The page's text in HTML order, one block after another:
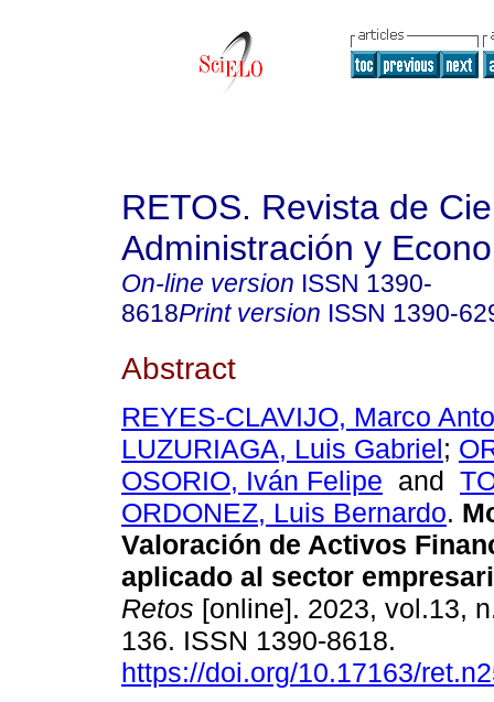
RETOS. Revista de
Administración y
On-line version ISSN 1390-
8618Print version ISSN 1390-
Abstract
REYES-CLAVIJO, Marco
LUZURIAGA, Luis Gabriel;
OSORIO, Iván Felipe and
ORDONEZ, Luis Bernardo.
Valoración de Activos
aplicado al sector
Retos [online]. 2023, vol.13,
136. ISSN 1390-8618.
https://doi.org/10.17163/